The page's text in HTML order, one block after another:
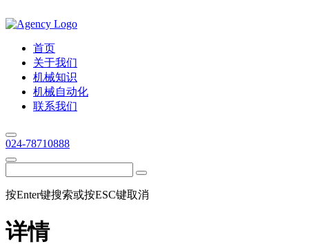
首页
关于我们
机械知识
机械自动化
联系我们
024-78710888
按Enter键搜索或按ESC键取消
详情